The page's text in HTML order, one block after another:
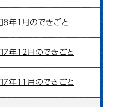
8年1月のできごと
7年12月のできごと
7年11月のできごと